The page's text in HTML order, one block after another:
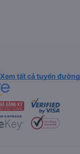
Xem tất cả tuyến đường